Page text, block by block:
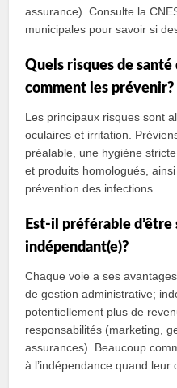
assurance). Consulte la
municipales pour savoir si
Quels risques de
comment les prévenir?
Les principaux risques sont
oculaires et irritation.
préalable, une hygiène
et produits homologués,
prévention des infections.
Est-il préférable d’être
indépendant(e)?
Chaque voie a ses
de gestion administrative;
potentiellement plus de
responsabilités (marketing,
assurances). Beaucoup
à l’indépendance quand leur